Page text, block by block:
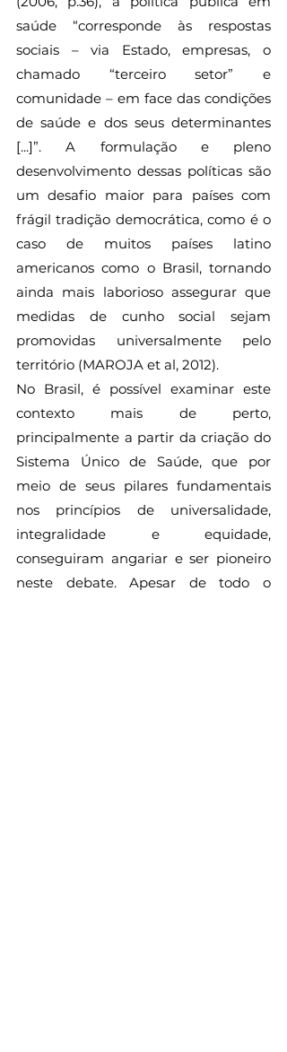
saúde “corresponde às respostas
sociais – via Estado, empresas, o
chamado “terceiro setor” e
comunidade – em face das condições
de saúde e dos seus determinantes
[...]”. A formulação e pleno
desenvolvimento dessas políticas são
um desafio maior para países com
frágil tradição democrática, como é o
caso de muitos países latino
americanos como o Brasil, tornando
ainda mais laborioso assegurar que
medidas de cunho social sejam
promovidas universalmente pelo
território (MAROJA et al, 2012).
No Brasil, é possível examinar este
contexto mais de perto,
principalmente a partir da criação do
Sistema Único de Saúde, que por
meio de seus pilares fundamentais
nos princípios de universalidade,
integralidade e equidade,
conseguiram angariar e ser pioneiro
neste debate. Apesar de todo o